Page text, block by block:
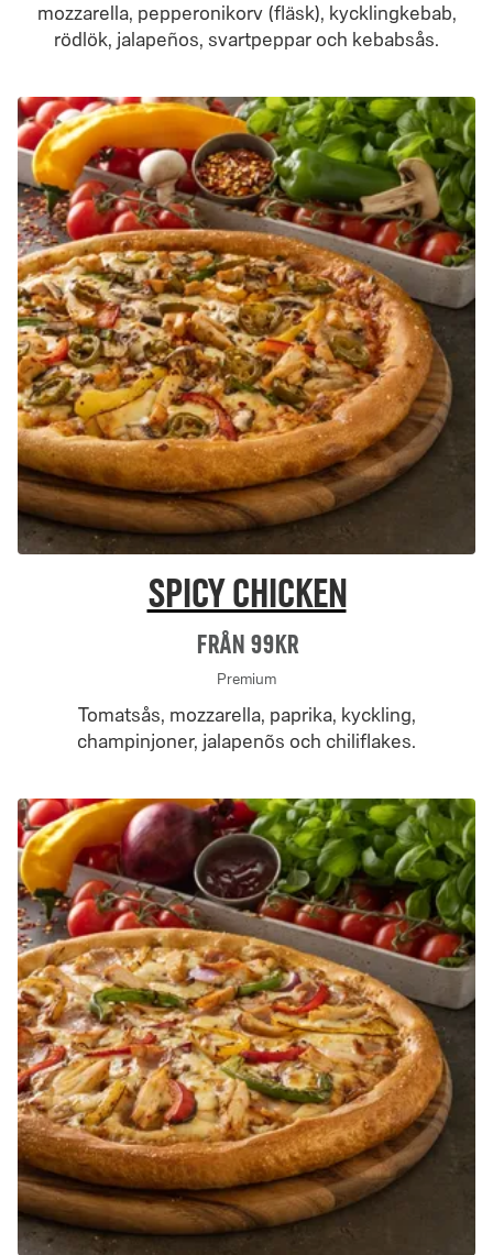
mozzarella, pepperonikorv (fläsk), kycklingkebab,
rödlök, jalapeños, svartpeppar och kebabsås.
Spicy Chicken
Från 99Kr
Premium
Tomatsås, mozzarella, paprika, kyckling,
champinjoner, jalapenõs och chiliflakes.